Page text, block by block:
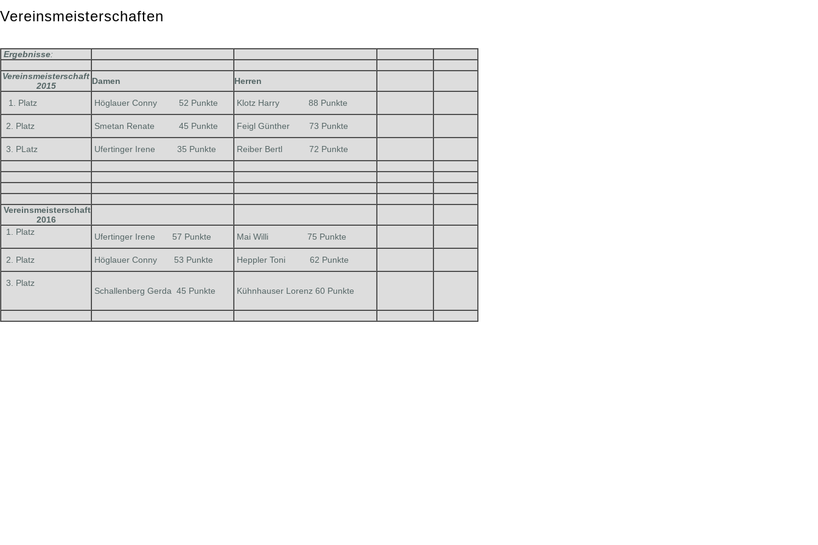
Vereinsmeisterschaften
Ergebnisse:
Vereinsmeisterschaft
2015
Damen Herren
1. Platz Höglauer Conny 52 Punkte Klotz Harry 88 Punkte
2. Platz Smetan Renate 45 Punkte Feigl Günther 73 Punkte
3. PLatz Ufertinger Irene 35 Punkte Reiber Bertl 72 Punkte
Vereinsmeisterschaft
2016
1. Platz
Ufertinger Irene 57 Punkte Mai Willi 75 Punkte
2. Platz Höglauer Conny 53 Punkte Heppler Toni 62 Punkte
3. Platz
Schallenberg Gerda 45 Punkte
Kühnhauser Lorenz 60 Punkte